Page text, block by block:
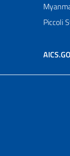
Piccoli